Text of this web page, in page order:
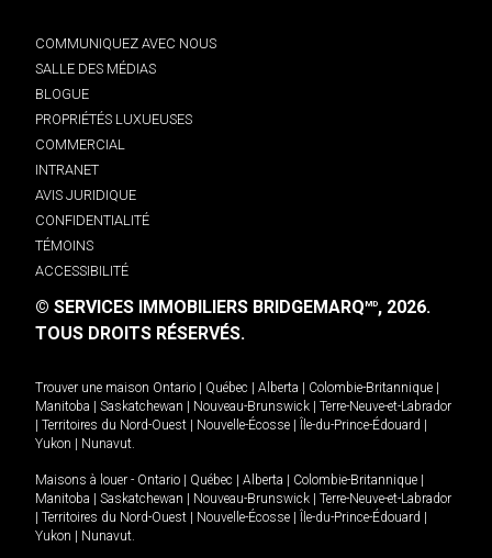
COMMUNIQUEZ AVEC NOUS
SALLE DES MÉDIAS
BLOGUE
PROPRIÉTÉS LUXUEUSES
COMMERCIAL
INTRANET
AVIS JURIDIQUE
CONFIDENTIALITÉ
TÉMOINS
ACCESSIBILITÉ
© SERVICES IMMOBILIERS BRIDGEMARQMD, 2026.
TOUS DROITS RÉSERVÉS.
Trouver une maison Ontario Québec Alberta Colombie-Britannique
Manitoba
Saskatchewan Nouveau-Brunswick
Terre-Neuve-et-Labrador
Territoires du Nord-Ouest Nouvelle-Écosse Île-du-Prince-Édouard
Yukon
Nunavut.
Maisons à louer - Ontario Québec Alberta Colombie-Britannique
Manitoba
Saskatchewan Nouveau-Brunswick
Terre-Neuve-et-Labrador
Territoires du Nord-Ouest Nouvelle-Écosse Île-du-Prince-Édouard
Yukon
Nunavut.